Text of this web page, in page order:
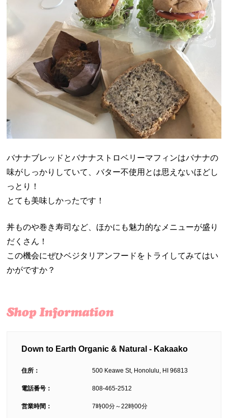
バナナブレッドとバナナストロベリーマフィンはバナナの
味がしっかりしていて、バター不使用とは思えないほどし
っとり！
とても美味しかったです！
丼ものや巻き寿司など、ほかにも魅力的なメニューが盛り
だくさん！
この機会にぜひベジタリアンフードをトライしてみてはい
かがですか？
Down to Earth Organic & Natural - Kakaako
住所： 500 Keawe St, Honolulu, HI 96813
電話番号： 808-465-2512
営業時間： 7時00分～22時00分